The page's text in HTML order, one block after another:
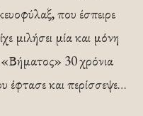
που έσπειρε
μιλήσει μία και μόνη
30 χρόνια
έφτασε και περίσσεψε…